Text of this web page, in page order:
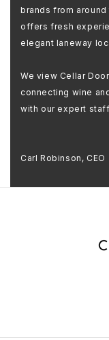
brands from
offers fresh
elegant laneway
We view Cellar
connecting wine
with our expert
Carl Robinson, CEO